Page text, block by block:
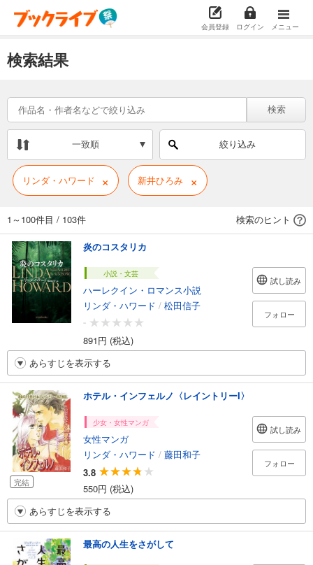
会員登録 ログイン メニュー
検索結果
検索
一致順 絞り込み
リンダ・ハワード × 新井ひろみ ×
1～100件目 / 103件 検索のヒント
炎のコスタリカ
小説・文芸
ハーレクイン・ロマンス小説
リンダ・ハワード / 松田信子
-
891円 (税込)
試し読み
フォロー
あらすじを表示する
完結
ホテル・インフェルノ〈レイントリーI〉
少女・女性マンガ
女性マンガ
リンダ・ハワード / 藤田和子
3.8
550円 (税込)
試し読み
フォロー
あらすじを表示する
最高の人生をさがして